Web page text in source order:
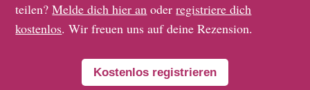
teilen?Melde dich hier an oderregistriere dich
kostenlos. Wir freuen uns auf deine Rezension.
Kostenlos registrieren